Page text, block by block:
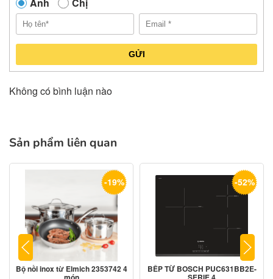
GỬI
Không có bình luận nào
Sản phẩm liên quan
-19%
Bộ nồi inox từ Elmich 2353742 4
-52%
BẾP TỪ BOSCH PUC631BB2E-